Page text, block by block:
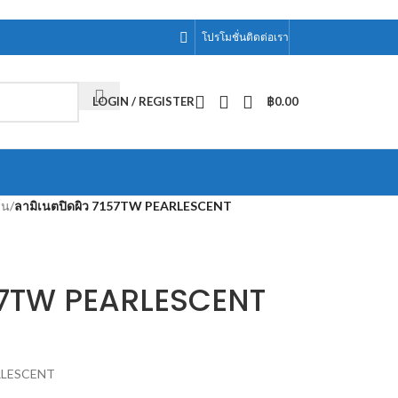
โปรโมชั่นติดต่อเรา
LOGIN / REGISTER ฿0.00
/ลามิเนตปิดผิว 7157TW PEARLESCENT
PEARLESCENT